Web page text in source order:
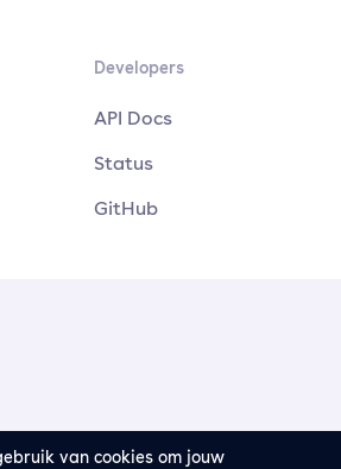
van cookies om jouw
Developers
API Docs
Status
GitHub